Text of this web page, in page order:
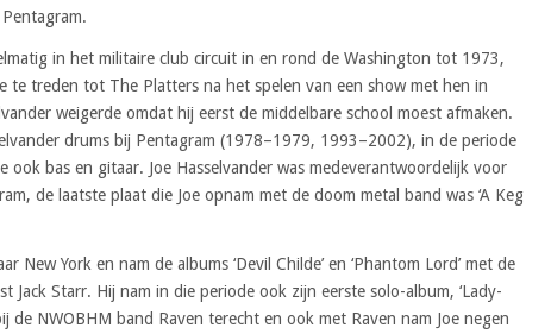
in het militaire club circuit in en rond de Washington tot 1973,
te treden tot The Platters na het spelen van een show met hen in
weigerde omdat hij eerst de middelbare school moest afmaken.
drums bij Pentagram (1978–1979, 1993–2002), in de periode
ook bas en gitaar. Joe Hasselvander was medeverantwoordelijk voor
de laatste plaat die Joe opnam met de doom metal band was ‘A Keg
New York en nam de albums ‘Devil Childe’ en ‘Phantom Lord’ met de
Jack Starr. Hij nam in die periode ook zijn eerste solo-album, ‘Lady-
de NWOBHM band Raven terecht en ook met Raven nam Joe negen